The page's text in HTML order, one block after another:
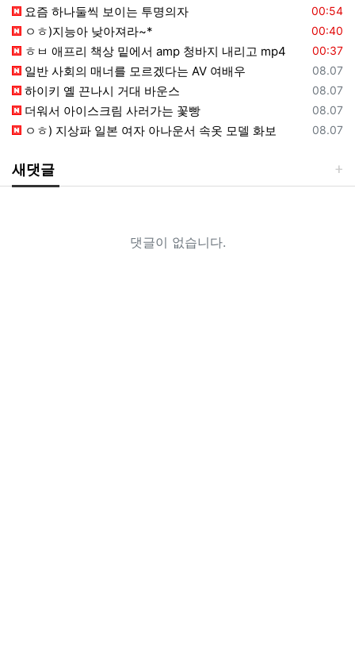
등록일
00:54
요즘 하나둘씩 보이는 투명의자
등록일
00:40
ㅇㅎ)지능아 낮아져라~*
등록일
00:37
ㅎㅂ 애프리 책상 밑에서 amp 청바지 내리고 mp4
등록일
08.07
일반 사회의 매너를 모르겠다는 AV 여배우
등록일
08.07
하이키 옐 끈나시 거대 바운스
등록일
08.07
더워서 아이스크림 사러가는 꽃빵
등록일
08.07
ㅇㅎ) 지상파 일본 여자 아나운서 속옷 모델 화보
새댓글
댓글이 없습니다.